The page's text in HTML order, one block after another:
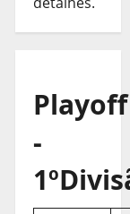
Playoff
-